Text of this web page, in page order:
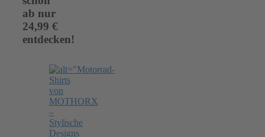
ab nur
24,99 €
entdecken!